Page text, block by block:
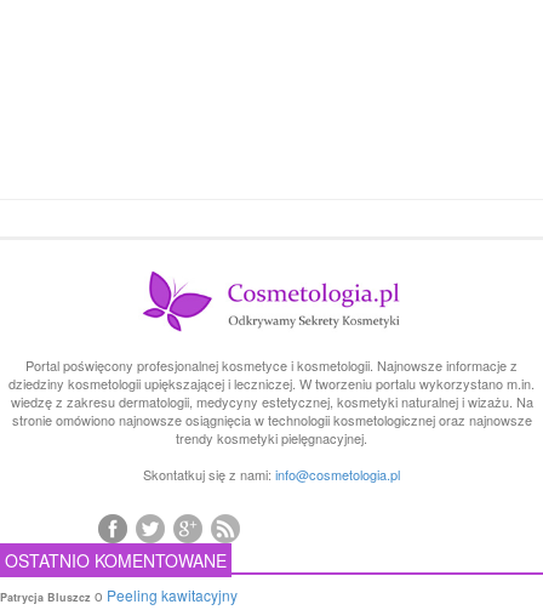
Portal poświęcony profesjonalnej kosmetyce i kosmetologii. Najnowsze informacje z
dziedziny kosmetologii upiększającej i leczniczej. W tworzeniu portalu wykorzystano m.in.
wiedzę z zakresu dermatologii, medycyny estetycznej, kosmetyki naturalnej i wizażu. Na
stronie omówiono najnowsze osiągnięcia w technologii kosmetologicznej oraz najnowsze
trendy kosmetyki pielęgnacyjnej.
Skontatkuj się z nami: info@cosmetologia.pl
OSTATNIO KOMENTOWANE
Patrycja Bluszcz o Peeling kawitacyjny